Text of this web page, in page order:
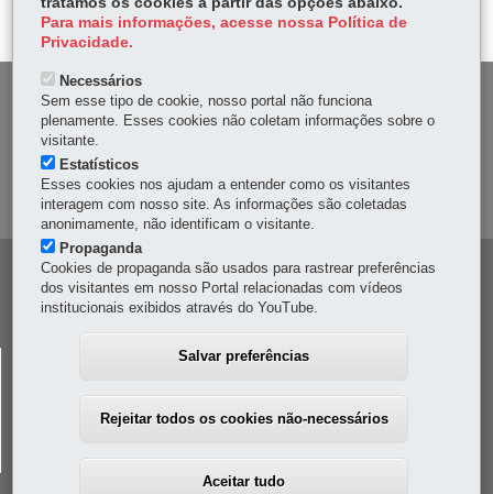
er
p
MAPA DO SITE
DENUNCIE CORRUPÇÃO
OUVIDORIA
Navegação
principal
CELEPAR
Rua Mateus Leme, 1561 - Bom Retiro-80520-174-Curitiba
MAPA
Para mais informações, acesse nossa Política de
Privacidade.
Necessários
Sem esse tipo de cookie, nosso portal não funciona
plenamente. Esses cookies não coletam informações sobre o
visitante.
Estatísticos
Esses cookies nos ajudam a entender como os visitantes
interagem com nosso site. As informações são coletadas
anonimamente, não identificam o visitante.
Propaganda
Cookies de propaganda são usados para rastrear preferências
dos visitantes em nosso Portal relacionadas com vídeos
institucionais exibidos através do YouTube.
Salvar preferências
Rejeitar todos os cookies não-necessários
Aceitar tudo